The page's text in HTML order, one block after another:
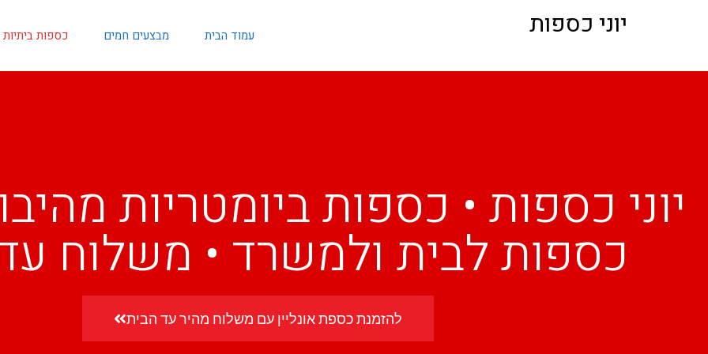
יוני כספות עמוד הבית מבצעים חמים כספות ביתיות
יוני כספות • כספות ביומטריות
כספות לבית ולמשרד • משלוח
להזמנת כספת אונליין עם משלוח מהיר עד הבית